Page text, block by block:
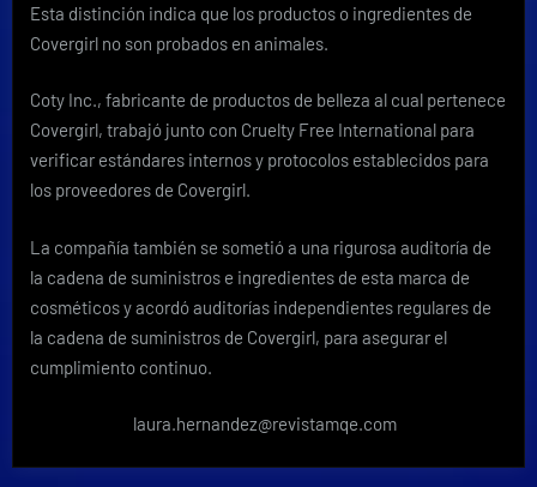
Esta distinción indica que los productos o ingredientes de
Covergirl no son probados en animales.
Coty Inc., fabricante de productos de belleza al cual pertenece
Covergirl, trabajó junto con Cruelty Free International para
verificar estándares internos y protocolos establecidos para
los proveedores de Covergirl.
La compañía también se sometió a una rigurosa auditoría de
la cadena de suministros e ingredientes de esta marca de
cosméticos y acordó auditorías independientes regulares de
la cadena de suministros de Covergirl, para asegurar el
cumplimiento continuo.
laura.hernandez@revistamqe.com